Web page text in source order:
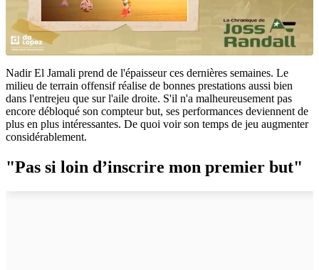
Nadir El Jamali prend de l'épaisseur ces dernières semaines. Le
milieu de terrain offensif réalise de bonnes prestations aussi bien
dans l'entrejeu que sur l'aile droite. S'il n'a malheureusement pas
encore débloqué son compteur but, ses performances deviennent de
plus en plus intéressantes. De quoi voir son temps de jeu augmenter
considérablement.
"Pas si loin d’inscrire mon premier but"